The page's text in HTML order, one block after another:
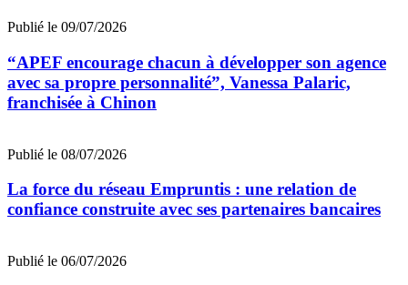
Publié le 09/07/2026
“APEF encourage chacun à développer son agence
avec sa propre personnalité”, Vanessa Palaric,
franchisée à Chinon
Publié le 08/07/2026
La force du réseau Empruntis : une relation de
confiance construite avec ses partenaires bancaires
Publié le 06/07/2026